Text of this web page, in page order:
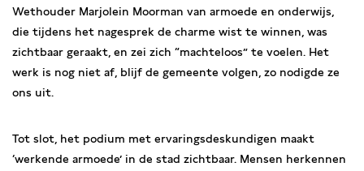
Wethouder Marjolein Moorman van armoede en onderwijs,
die tijdens het nagesprek de charme wist te winnen, was
zichtbaar geraakt, en zei zich “machteloos” te voelen. Het
werk is nog niet af, blijf de gemeente volgen, zo nodigde ze
ons uit.
Tot slot, het podium met ervaringsdeskundigen maakt
‘werkende armoede’ in de stad zichtbaar. Mensen herkennen